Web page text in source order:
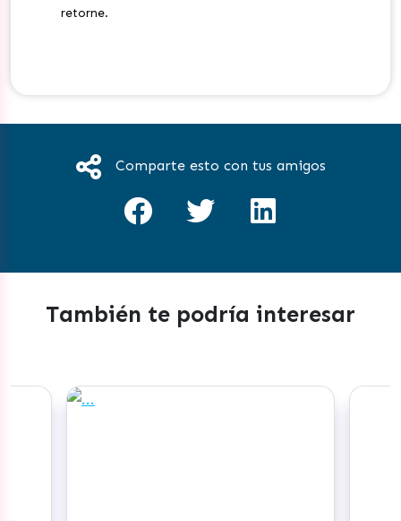
retorne.
Comparte esto con tus amigos
También te podría interesar